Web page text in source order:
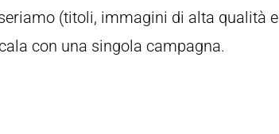
(titoli, immagini di alta qualità e
con una singola campagna.